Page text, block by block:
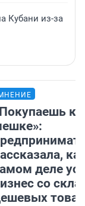
Кубани из-за
деле
со